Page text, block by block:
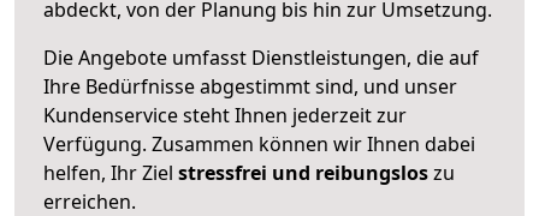
abdeckt, von der Planung bis hin zur Umsetzung.
Die Angebote umfasst Dienstleistungen, die auf
Ihre Bedürfnisse abgestimmt sind, und unser
Kundenservice steht Ihnen jederzeit zur
Verfügung. Zusammen können wir Ihnen dabei
helfen, Ihr Ziel stressfrei und reibungsloszu
erreichen.